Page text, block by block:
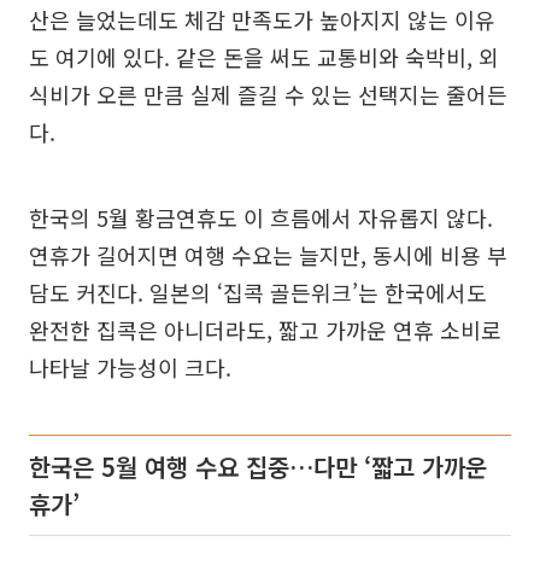
산은 늘었는데도 체감 만족도가 높아지지 않는 이유
도 여기에 있다. 같은 돈을 써도 교통비와 숙박비, 외
식비가 오른 만큼 실제 즐길 수 있는 선택지는 줄어든
다.
한국의 5월 황금연휴도 이 흐름에서 자유롭지 않다.
연휴가 길어지면 여행 수요는 늘지만, 동시에 비용 부
담도 커진다. 일본의 ‘집콕 골든위크’는 한국에서도
완전한 집콕은 아니더라도, 짧고 가까운 연휴 소비로
나타날 가능성이 크다.
한국은 5월 여행 수요 집중…다만 ‘짧고 가까운
휴가’